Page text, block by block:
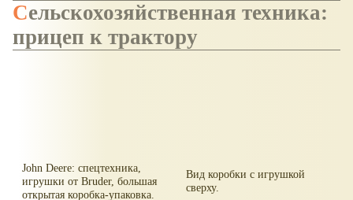
Сельскохозяйственная техника:
прицеп к трактору
John Deere: спецтехника,
игрушки от Bruder, большая
открытая коробка-упаковка.
Вид коробки с игрушкой
сверху.